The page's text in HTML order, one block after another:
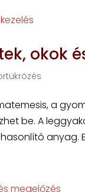
okok
a
be. A
anyag.